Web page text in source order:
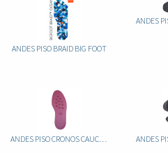
ANDES PISO BRAID BIG FOOT
ANDES PISO CRONOS CAUCHO